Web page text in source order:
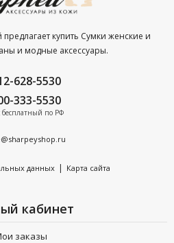
купить Сумки женские и
и модные аксессуары.
628-5530
333-5530
бесплатный по РФ
данных | Карта сайта
кабинет
заказы